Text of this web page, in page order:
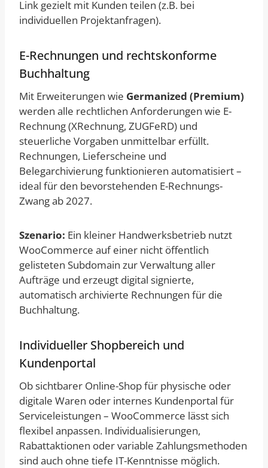
Link gezielt mit Kunden teilen (z.B. bei
individuellen Projektanfragen).
E-Rechnungen und rechtskonforme
Buchhaltung
Mit Erweiterungen wie Germanized (Premium)
werden alle rechtlichen Anforderungen wie E-
Rechnung (XRechnung, ZUGFeRD) und
steuerliche Vorgaben unmittelbar erfüllt.
Rechnungen, Lieferscheine und
Belegarchivierung funktionieren automatisiert –
ideal für den bevorstehenden E-Rechnungs-
Zwang ab 2027.
Szenario: Ein kleiner Handwerksbetrieb nutzt
WooCommerce auf einer nicht öffentlich
gelisteten Subdomain zur Verwaltung aller
Aufträge und erzeugt digital signierte,
automatisch archivierte Rechnungen für die
Buchhaltung.
Individueller Shopbereich und
Kundenportal
Ob sichtbarer Online-Shop für physische oder
digitale Waren oder internes Kundenportal für
Serviceleistungen – WooCommerce lässt sich
flexibel anpassen. Individualisierungen,
Rabattaktionen oder variable Zahlungsmethoden
sind auch ohne tiefe IT-Kenntnisse möglich.